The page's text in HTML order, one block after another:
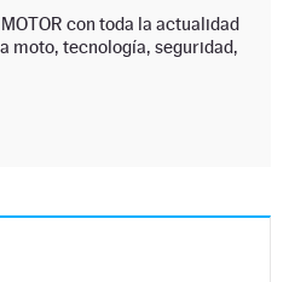
con toda la actualidad
moto, tecnología, seguridad,